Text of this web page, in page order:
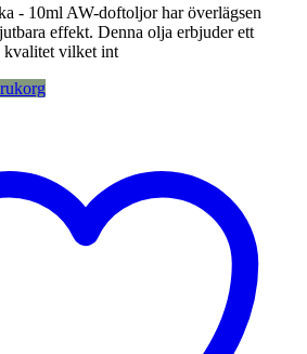
- 10ml AW-doftoljor har överlägsen
effekt. Denna olja erbjuder ett
kvalitet vilket int